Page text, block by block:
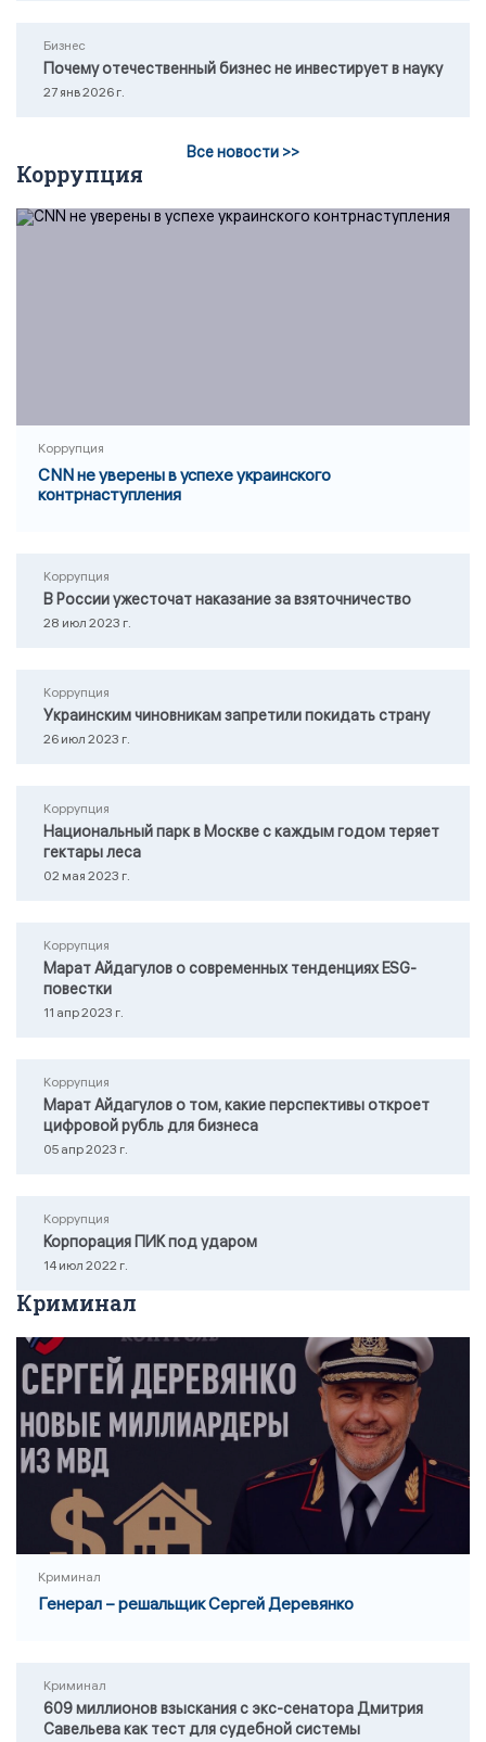
Бизнес
Почему отечественный бизнес не инвестирует в науку
27 янв 2026 г.
Все новости >>
Коррупция
Коррупция
CNN не уверены в успехе украинского
контрнаступления
Коррупция
В России ужесточат наказание за взяточничество
28 июл 2023 г.
Коррупция
Украинским чиновникам запретили покидать страну
26 июл 2023 г.
Коррупция
Национальный парк в Москве с каждым годом теряет
гектары леса
02 мая 2023 г.
Коррупция
Марат Айдагулов о современных тенденциях ESG-
повестки
11 апр 2023 г.
Коррупция
Марат Айдагулов о том, какие перспективы откроет
цифровой рубль для бизнеса
05 апр 2023 г.
Коррупция
Корпорация ПИК под ударом
14 июл 2022 г.
Криминал
Криминал
Генерал – решальщик Сергей Деревянко
Криминал
609 миллионов взыскания с экс-сенатора Дмитрия
Савельева как тест для судебной системы